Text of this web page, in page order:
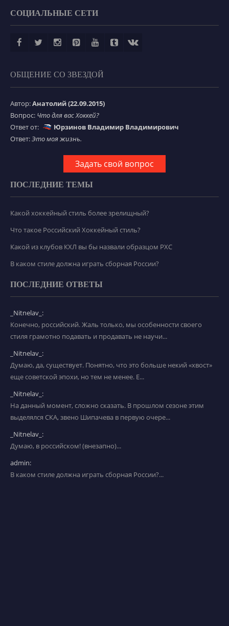
СОЦИАЛЬНЫЕ СЕТИ
ОБЩЕНИЕ СО ЗВЕЗДОЙ
Автор:Анатолий (22.09.2015)
Вопрос: Что для вас Хоккей?
Ответ от:
Юрзинов Владимир Владимирович
Ответ:Это моя жизнь.
Задать свой вопрос
ПОСЛЕДНИЕ ТЕМЫ
Какой хоккейный стиль более зрелищный?
Что такое Российский Хоккейный стиль?
Какой из клубов КХЛ вы бы назвали образцом РХС
В каком стиле должна играть сборная России?
ПОСЛЕДНИЕ ОТВЕТЫ
_Nitnelav_:
Конечно, российский. Жаль только, мы особенности своего
стиля грамотно подавать и продавать не научи...
_Nitnelav_:
Думаю, да, существует. Понятно, что это больше некий «хвост»
еще советской эпохи, но тем не менее. Е...
_Nitnelav_:
На данный момент, сложно сказать. В прошлом сезоне этим
выделялся СКА, звено Шипачева в первую очере...
_Nitnelav_:
Думаю, в российском! (внезапно)...
admin:
В каком стиле должна играть сборная России?...